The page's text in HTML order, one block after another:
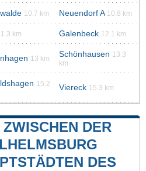
10.7 km Neuendorf A 10.8 km
km Galenbeck 12.1 km
13 km Schönhausen 13.3
km
15.2
Viereck 15.3 km
DER
DES